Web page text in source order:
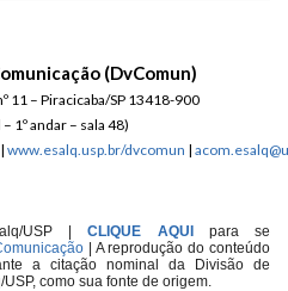
(DvComun)
11 – Piracicaba/SP 13418-900
1º andar – sala 48)
www.esalq.usp.br/dvcomun |
USP | CLIQUE AQUI
para se
| A reprodução do conteúdo
a citação nominal da Divisão de
como sua fonte de origem.